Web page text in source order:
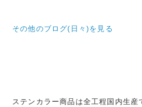
その他のブログ(日々) を見る
ステンカラー商品は全工程国内生産